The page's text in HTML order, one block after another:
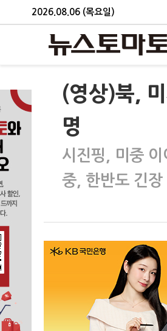
2026.08.06 (목요일)
(영상)북,
명
시진핑, 미중
중, 한반도 긴